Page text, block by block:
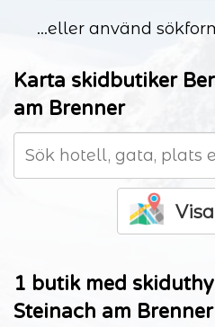
...eller använd
Karta skidbutiker
am Brenner
1 butik med
Steinach am Brenner